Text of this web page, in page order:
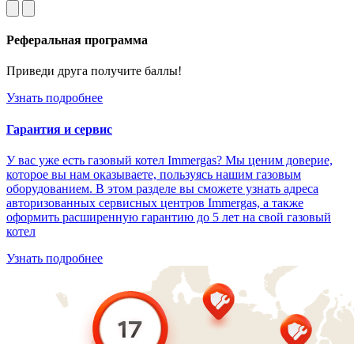
Реферальная программа
Приведи друга получите баллы!
Узнать подробнее
Гарантия и сервис
У вас уже есть газовый котел Immergas? Мы ценим доверие,
которое вы нам оказываете, пользуясь нашим газовым
оборудованием. В этом разделе вы сможете узнать адреса
авторизованных сервисных центров Immergas, а также
оформить расширенную гарантию до 5 лет на свой газовый
котел
Узнать подробнее